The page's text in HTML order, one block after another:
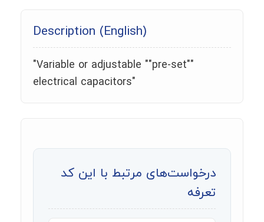
Description (English)
"Variable or adjustable ""pre-set""
electrical capacitors"
درخواست‌های مرتبط با این کد
تعرفه